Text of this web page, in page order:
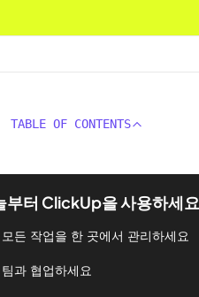
TABLE OF CONTENTS
부터 ClickUp을 사용하세요
모든 작업을 한 곳에서 관리하세요
팀과 협업하세요